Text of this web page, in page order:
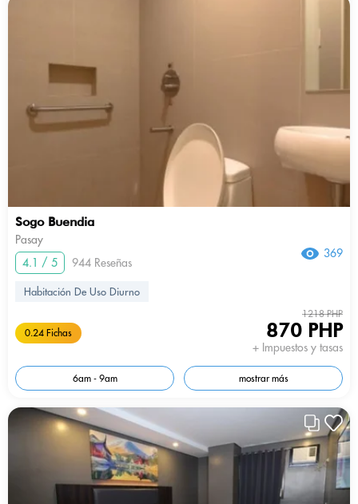
Sogo Buendia
Pasay
4.1 / 5
944 Reseñas
369
Habitación De Uso Diurno
0.24 Fichas
1218 PHP
870 PHP
+ Impuestos y tasas
6am - 9am mostrar más